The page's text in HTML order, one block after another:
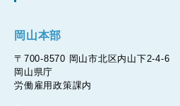
岡山本部
〒700-8570 岡山市北区内山下2-4-6
岡山県庁
労働雇用政策課内